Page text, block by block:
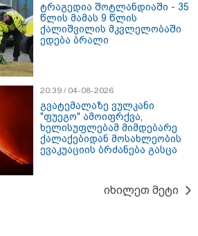
თბილისი - ბუდაპეშტი 1184.80
ლარიდან
თბილისი - რომი 1316.70 ლარიდან
ტრაგედია შოტლანდიაში - 35
წლის მამას 9 წლის
ქალიშვილის მკვლელობაში
ედება ბრალი
20:39 / 04-08-2026
გვატემალაზე ვულკანი
"ფუეგო" ამოიფრქვა,
ხელისუფლებამ მიმდებარე
ქალაქებიდან მოსახლეობის
ევაკუაციის ბრძანება გასცა
იხილეთ მეტი